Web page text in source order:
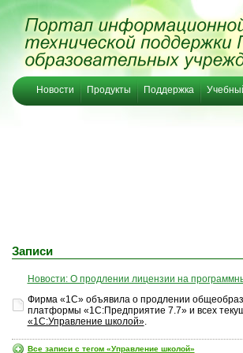
Новости Продукты Поддержка
Записи
Новости: О продлении лицензии на
Фирма «1С» объявила о продлении
платформы «1С:Предприятие 7.7» и всех
«1С:Управление школой».
Все записи с тегом «Управление школой»